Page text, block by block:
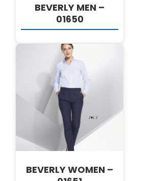
BEVERLY MEN –
01650
DETALJI
BEVERLY WOMEN –